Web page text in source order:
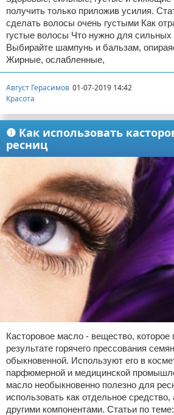
получить только приложив усилия.
сделать волосы очень густыми Как
густые волосы Что нужно для сильных
Выбирайте шампунь и бальзам,
Жирные, ослабленные,
Август Герасимов 01-07-2019 14:42
Красота
❶ Как использовать
ресниц
Касторовое масло - вещество, которое
результате горячего прессования
обыкновенной. Используют его в
парфюмерной и медицинской
масло необыкновенно полезно для
использовать как отдельное
другими компонентами. Статьи по